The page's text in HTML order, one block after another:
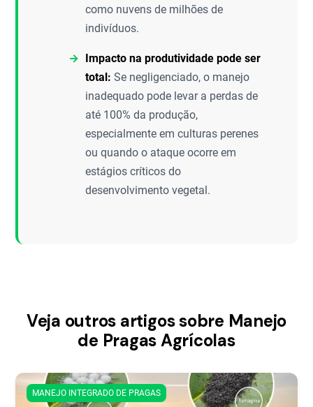
como nuvens de milhões de
indivíduos.
Impacto na produtividade pode ser
total: Se negligenciado, o manejo
inadequado pode levar a perdas de
até 100% da produção,
especialmente em culturas perenes
ou quando o ataque ocorre em
estágios críticos do
desenvolvimento vegetal.
Veja outros artigos sobre Manejo
de Pragas Agrícolas
MANEJO INTEGRADO DE PRAGAS